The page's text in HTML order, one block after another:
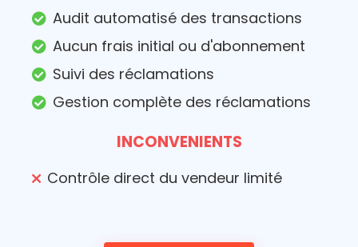
Audit automatisé des transactions
Aucun frais initial ou d'abonnement
Suivi des réclamations
Gestion complète des réclamations
INCONVENIENTS
Contrôle direct du vendeur limité